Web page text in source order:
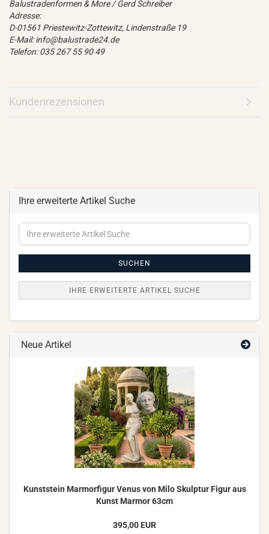
Balustradenformen & More / Gerd Schreiber
Adresse:
D-01561 Priestewitz-Zottewitz, Lindenstraße 19
E-Mail: info@balustrade24.de
Telefon: 035 267 55 90 49
Kundenrezensionen
Ihre erweiterte Artikel Suche
Ihre
erweiterte
SUCHEN
IHRE ERWEITERTE ARTIKEL SUCHE
Neue Artikel
Kunst­stein Mar­mor­fi­gur Venus von Milo Skulp­tur Figur aus
Kunst Mar­mor 63cm
395,00 EUR